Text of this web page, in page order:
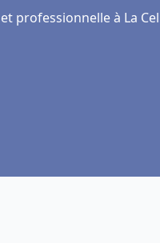
professionnelle à La